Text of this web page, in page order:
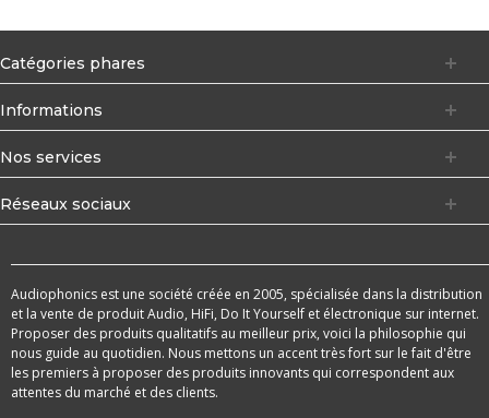
Catégories phares
Informations
Nos services
Réseaux sociaux
Audiophonics est une société créée en 2005, spécialisée dans la distribution
et la vente de produit Audio, HiFi, Do It Yourself et électronique sur internet.
Proposer des produits qualitatifs au meilleur prix, voici la philosophie qui
nous guide au quotidien. Nous mettons un accent très fort sur le fait d'être
les premiers à proposer des produits innovants qui correspondent aux
attentes du marché et des clients.